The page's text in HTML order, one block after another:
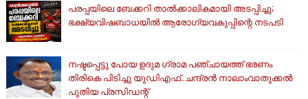
പരപ്പയിലെ ബേക്കറി താൽക്കാലികമായി അടപ്പിച്ചു;
ഭക്ഷ്യവിഷബാധയിൽ ആരോഗ്യവകുപ്പിന്റെ നടപടി
നഷ്ടപ്പെട്ടു പോയ ഉദുമ ഗ്രാമ പഞ്ചായത്ത് ഭരണം
തിരികെ പിടിച്ചു യുഡിഎഫ്..ചന്ദ്രൻ നാലാംവാതുക്കൽ
പുതിയ പ്രസിഡന്റ്